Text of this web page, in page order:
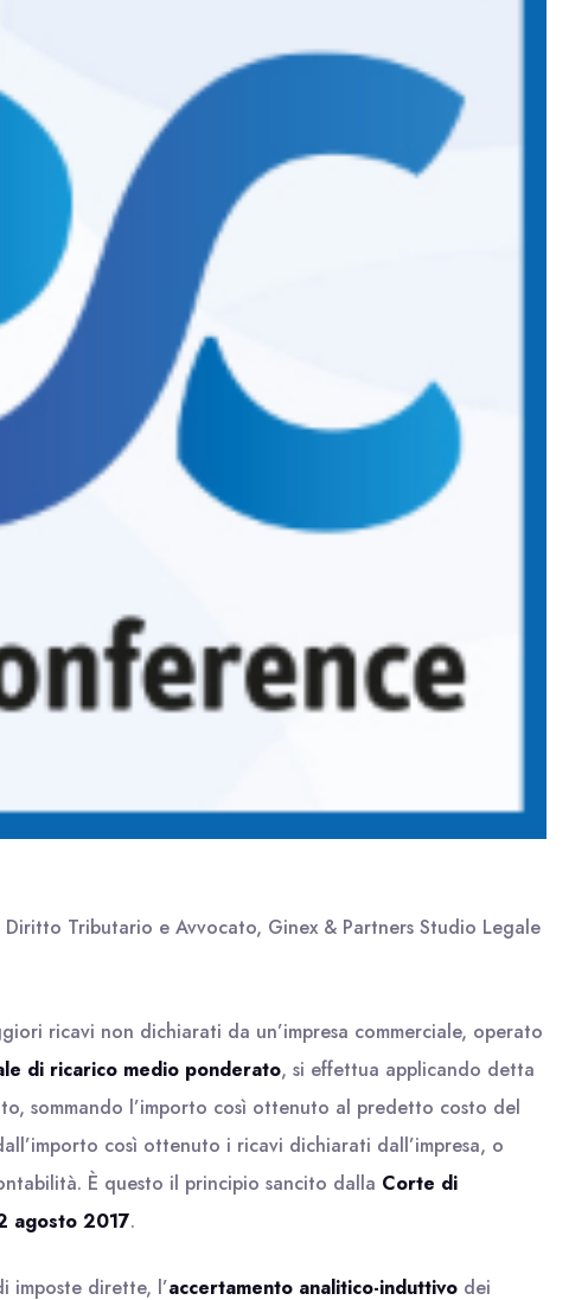
Tributario e Avvocato, Ginex & Partners Studio Legale
ricavi non dichiarati da un’impresa commerciale, operato
di ricarico medio ponderato, si effettua applicando detta
sommando l’importo così ottenuto al predetto costo del
così ottenuto i ricavi dichiarati dall’impresa, o
È questo il principio sancito dalla Corte di
agosto 2017.
imposte dirette, l’accertamento analitico-induttivo dei